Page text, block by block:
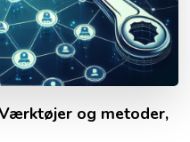
og metoder,